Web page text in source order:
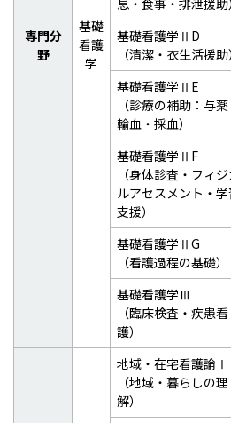
専門分
野
基礎
看護
学
息・食事・排泄援助）
基礎看護学ⅡD
（清潔・衣生活援助）
基礎看護学ⅡE
（診療の補助：与薬
輸血・採血）
基礎看護学ⅡF
（身体診査・フィジ
ルアセスメント・学
支援）
基礎看護学ⅡG
（看護過程の基礎）
基礎看護学Ⅲ
（臨床検査・疾患看
護）
地域・在宅看護論Ⅰ
（地域・暮らしの理
解）